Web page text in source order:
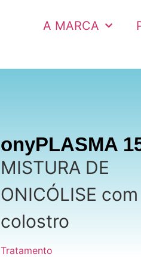
A MARCA
onyPLASMA
MISTURA DE
ONICÓLISE com
colostro
Tratamento